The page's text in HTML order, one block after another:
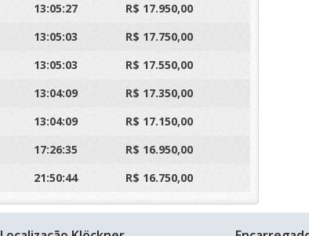
13:05:27
R$ 17.950,00
13:05:03
R$ 17.750,00
13:05:03
R$ 17.550,00
13:04:09
R$ 17.350,00
13:04:09
R$ 17.150,00
17:26:35
R$ 16.950,00
21:50:44 R$ 16.750,00